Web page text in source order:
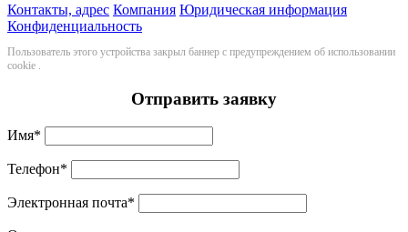
Контакты, адрес Компания Юридическая информация
Конфиденциальность
Пользователь этого устройства закрыл баннер с предупреждением об использовании
cookie
Отправить заявку
Имя*
Телефон*
Электронная почта*